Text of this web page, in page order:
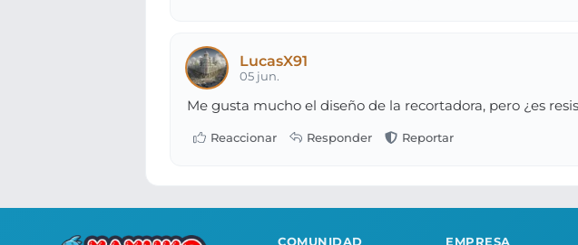
LucasX91
05 jun.
Me gusta mucho el diseño de la recortadora, pero ¿es
COMUNIDAD EMPRESA